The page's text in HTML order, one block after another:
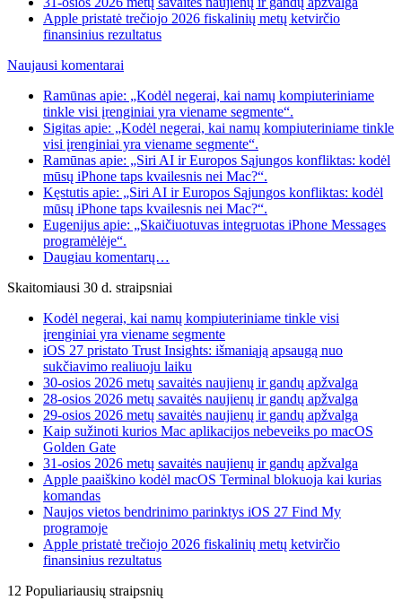
Apple pristatė trečiojo 2026 fiskalinių metų ketvirčio
finansinius rezultatus
Naujausi komentarai
Ramūnas apie: „Kodėl negerai, kai namų kompiuteriniame
tinkle visi įrenginiai yra viename segmente“.
Sigitas apie: „Kodėl negerai, kai namų kompiuteriniame tinkle
visi įrenginiai yra viename segmente“.
Ramūnas apie: „Siri AI ir Europos Sąjungos konfliktas: kodėl
mūsų iPhone taps kvailesnis nei Mac?“.
Kęstutis apie: „Siri AI ir Europos Sąjungos konfliktas: kodėl
mūsų iPhone taps kvailesnis nei Mac?“.
Eugenijus apie: „Skaičiuotuvas integruotas iPhone Messages
programėlėje“.
Daugiau komentarų…
Skaitomiausi 30 d. straipsniai
Kodėl negerai, kai namų kompiuteriniame tinkle visi
įrenginiai yra viename segmente
iOS 27 pristato Trust Insights: išmaniąją apsaugą nuo
sukčiavimo realiuoju laiku
30-osios 2026 metų savaitės naujienų ir gandų apžvalga
28-osios 2026 metų savaitės naujienų ir gandų apžvalga
29-osios 2026 metų savaitės naujienų ir gandų apžvalga
Kaip sužinoti kurios Mac aplikacijos nebeveiks po macOS
Golden Gate
31-osios 2026 metų savaitės naujienų ir gandų apžvalga
Apple paaiškino kodėl macOS Terminal blokuoja kai kurias
komandas
Naujos vietos bendrinimo parinktys iOS 27 Find My
programoje
Apple pristatė trečiojo 2026 fiskalinių metų ketvirčio
finansinius rezultatus
12 Populiariausių straipsnių